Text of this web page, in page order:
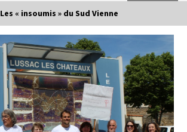
Les « insoumis » du Sud Vienne